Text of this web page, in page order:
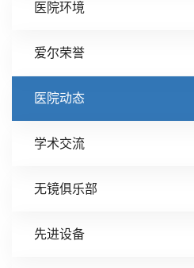
医院环境
爱尔荣誉
医院动态
学术交流
无镜俱乐部
先进设备